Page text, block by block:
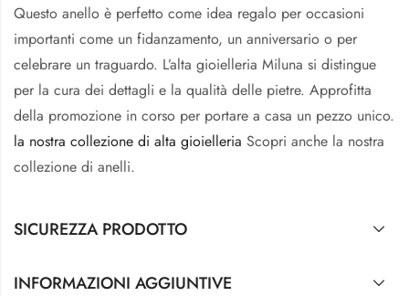
Questo anello è perfetto come idea regalo per occasioni
importanti come un fidanzamento, un anniversario o per
celebrare un traguardo. L’alta gioielleria Miluna si distingue
per la cura dei dettagli e la qualità delle pietre. Approfitta
della promozione in corso per portare a casa un pezzo unico.
la nostra collezione di alta gioielleria Scopri anche la nostra
collezione di anelli.
SICUREZZA PRODOTTO
INFORMAZIONI AGGIUNTIVE